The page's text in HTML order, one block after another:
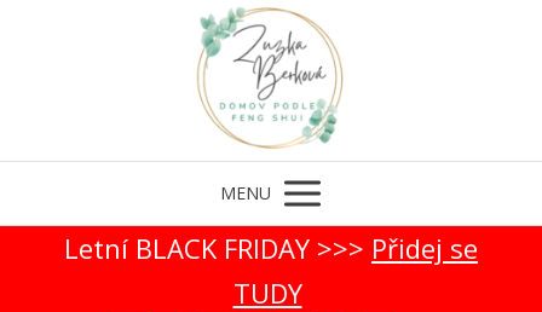
MENU
Letní BLACK FRIDAY >>> Přidej se
TUDY
2